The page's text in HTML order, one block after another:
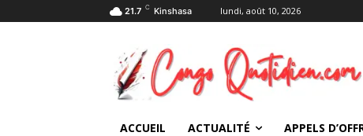
21.7 C Kinshasa lundi, août 10, 2026
ACCUEIL ACTUALITÉ APPELS